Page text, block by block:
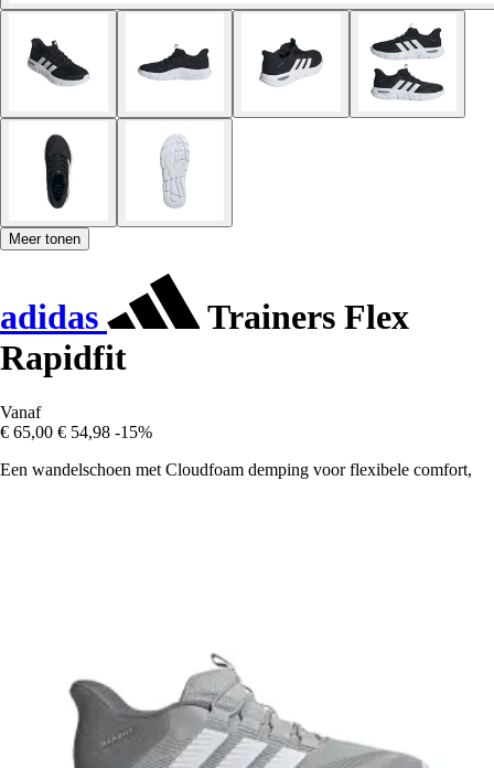
Meer tonen
adidas
Trainers Flex
Rapidfit
Vanaf
€ 65,00 € 54,98 -15%
Een wandelschoen met Cloudfoam demping voor flexibele comfort,